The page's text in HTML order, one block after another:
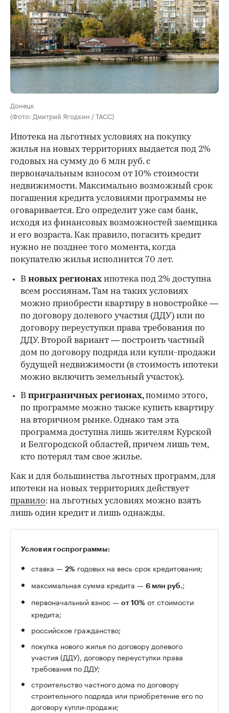
Донецк
(Фото: Дмитрий Ягодкин / ТАСС)
Ипотека на льготных условиях на покупку
жилья на новых территориях выдается под 2%
годовых на сумму до 6 млн руб. с
первоначальным взносом от 10% стоимости
недвижимости. Максимально возможный срок
погашения кредита условиями программы не
оговаривается. Его определит уже сам банк,
исходя из финансовых возможностей заемщика
и его возраста. Как правило, погасить кредит
нужно не позднее того момента, когда
покупателю жилья исполнится 70 лет.
В новых регионах ипотека под 2% доступна
всем россиянам.Там на таких условиях
можно приобрести квартиру в новостройке —
по договору долевого участия (ДДУ) или по
договору переуступки права требования по
ДДУ. Второй вариант — построить частный
дом по договору подряда или купли-продажи
будущей недвижимости (в стоимость ипотеки
можно включить земельный участок).
В приграничных регионах,помимо этого,
по программе можно также купить квартиру
на вторичном рынке. Однако там эта
программа доступна лишь жителям Курской
и Белгородской областей, причем лишь тем,
кто потерял там свое жилье.
Как и для большинства льготных программ, для
ипотеки на новых территориях действует
правило: на льготных условиях можно взять
лишь один кредит и лишь однажды.
Условия госпрограммы:
ставка — 2% годовых на весь срок кредитования;
максимальная сумма кредита — 6 млн руб.;
первоначальный взнос — от 10% от стоимости
кредита;
российское гражданство;
покупка нового жилья по договору долевого
участия (ДДУ), договору переуступки права
требования по ДДУ;
строительство частного дома по договору
строительного подряда или приобретение его по
договору купли-продажи;